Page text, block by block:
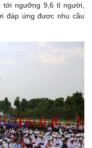
ngưỡng 9,6 tỉ người,
đáp ứng được nhu cầu